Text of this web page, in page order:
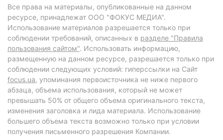
Все права на материалы, опубликованные на данном
ресурсе, принадлежат ООО "ФОКУС МЕДИА".
Использование материалов разрешается только при
соблюдении требований, описанных в разделе "Правила
пользования сайтом". Использовать информацию,
размещенную на данном ресурсе, разрешается только при
соблюдении следующих условий: гиперссылки на Сайт
focus.ua, упоминания первоисточника не ниже первого
абзаца, объема использования, который не может
превышать 50% от общего объема оригинального текста,
изменения заголовка и лида материала. Использование
большего объема текста возможно только при условии
получения письменного разрешения Компании.